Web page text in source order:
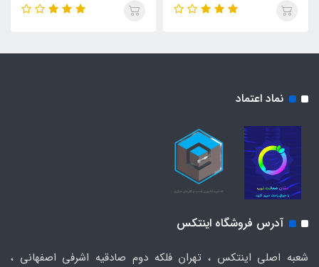
نماد اعتماد
آدرس فروشگاه اینتکس
شعبه اصلی اینتکس ، تهران فلکه دوم صادقیه اشرفی اصفهانی ،